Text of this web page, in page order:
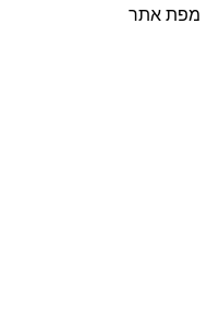
מפת אתר